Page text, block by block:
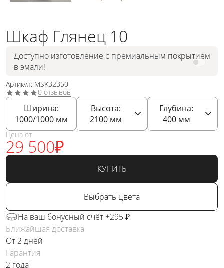
Шкаф Глянец 10
Доступно изготовление с премиальным покрытием
в эмали!
Артикул: MSK32350
0 отзывов
Ширина:
1000/1000мм
Высота:
2100мм
Глубина:
400мм
Цена от
29 500₽
КУПИТЬ
Выбрать цвета
На ваш бонусный счёт +295 ₽
Ближайшая доставка
От 2 дней
Гарантия
2 года